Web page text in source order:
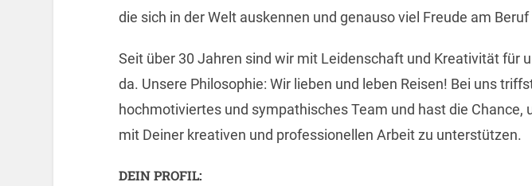
die sich in der Welt auskennen und genauso viel Freude am
Seit über 30 Jahren sind wir mit Leidenschaft und Kreativität für
da. Unsere Philosophie: Wir lieben und leben Reisen! Bei uns
hochmotiviertes und sympathisches Team und hast die Chance,
mit Deiner kreativen und professionellen Arbeit zu unterstützen.
DEIN PROFIL: